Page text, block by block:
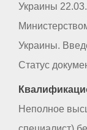
Украины
Украины.
Статус
Неполное